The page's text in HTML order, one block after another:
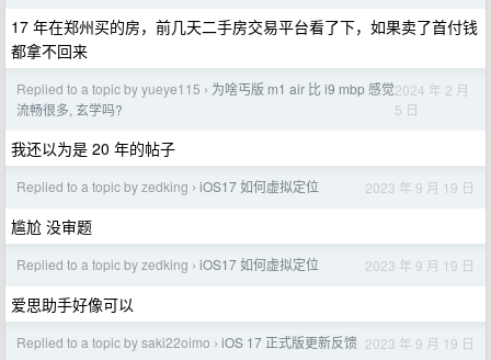
17 年在郑州买的房，前几天二手房交易平台看了下，如果卖了首付钱
都拿不回来
Replied to a topic by yueye115 › 为啥丐版 m1 air 比 i9 mbp 感觉
流畅很多, 玄学吗?
2024 年 2 月
5 日
我还以为是 20 年的帖子
Replied to a topic by zedking › iOS17 如何虚拟定位 2023 年 9 月 19 日
尴尬 没审题
Replied to a topic by zedking › iOS17 如何虚拟定位 2023 年 9 月 19 日
爱思助手好像可以
Replied to a topic by saki22oimo › iOS 17 正式版更新反馈 2023 年 9 月 19 日